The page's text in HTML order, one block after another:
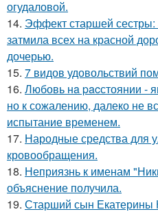
огудаловой.
14. Эффект старшей сестры:
затмила всех на красной
дочерью.
15. 7 видов удовольствий
16. Любовь нa pacстоянии -
но к сожалению, далеко не
испытание временем.
17. Народные средства для
кровообращения.
18. Неприязнь к именам
объяснение получила.
19. Старший сын Екатерины